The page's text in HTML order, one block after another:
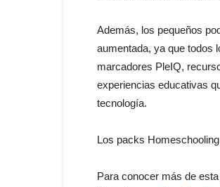
Además, los pequeños
aumentada, ya que todos
marcadores PleIQ,
experiencias educativas
tecnología.
Los packs
Para conocer más de